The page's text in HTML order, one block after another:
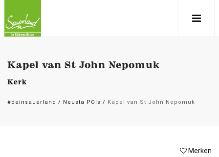
Kapel van St John Nepomuk
Kerk
#deinsauerland / Neusta POIs / Kapel van St John Nepomuk
Merken